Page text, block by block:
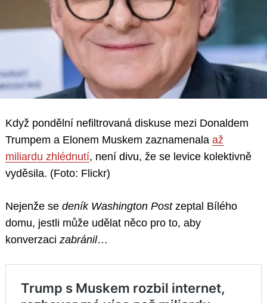
Když pondělní nefiltrovaná diskuse mezi Donaldem
Trumpem a Elonem Muskem zaznamenala až
miliardu zhlédnutí, není divu, že se levice kolektivně
vyděsila. (Foto: Flickr)
Nejenže se deník Washington Postzeptal Bílého
domu, jestli může udělat něco pro to, aby
konverzaci zabránil…